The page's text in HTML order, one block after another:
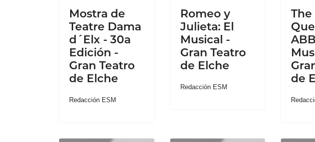
Mostra de
Teatre Dama
d´Elx - 30a
Edición -
Gran Teatro
de Elche
Redacción ESM
Romeo y
Julieta: El
Musical -
Gran Teatro
de Elche
Redacción ESM
The
de